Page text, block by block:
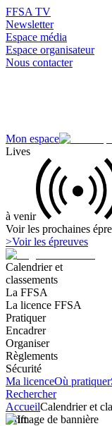
FFSA TV
Newsletter
Espace média
Espace organisateur
Nous contacter
Mon espace
Lives
à venir
Voir les prochaines
>Voir les épreuves
Calendrier et
classements
La FFSA
La licence FFSA
Pratiquer
Encadrer
Organiser
Règlements
Sécurité
Ma licenceOù pratiquer
Rechercher
AccueilCalendrier et
Drift